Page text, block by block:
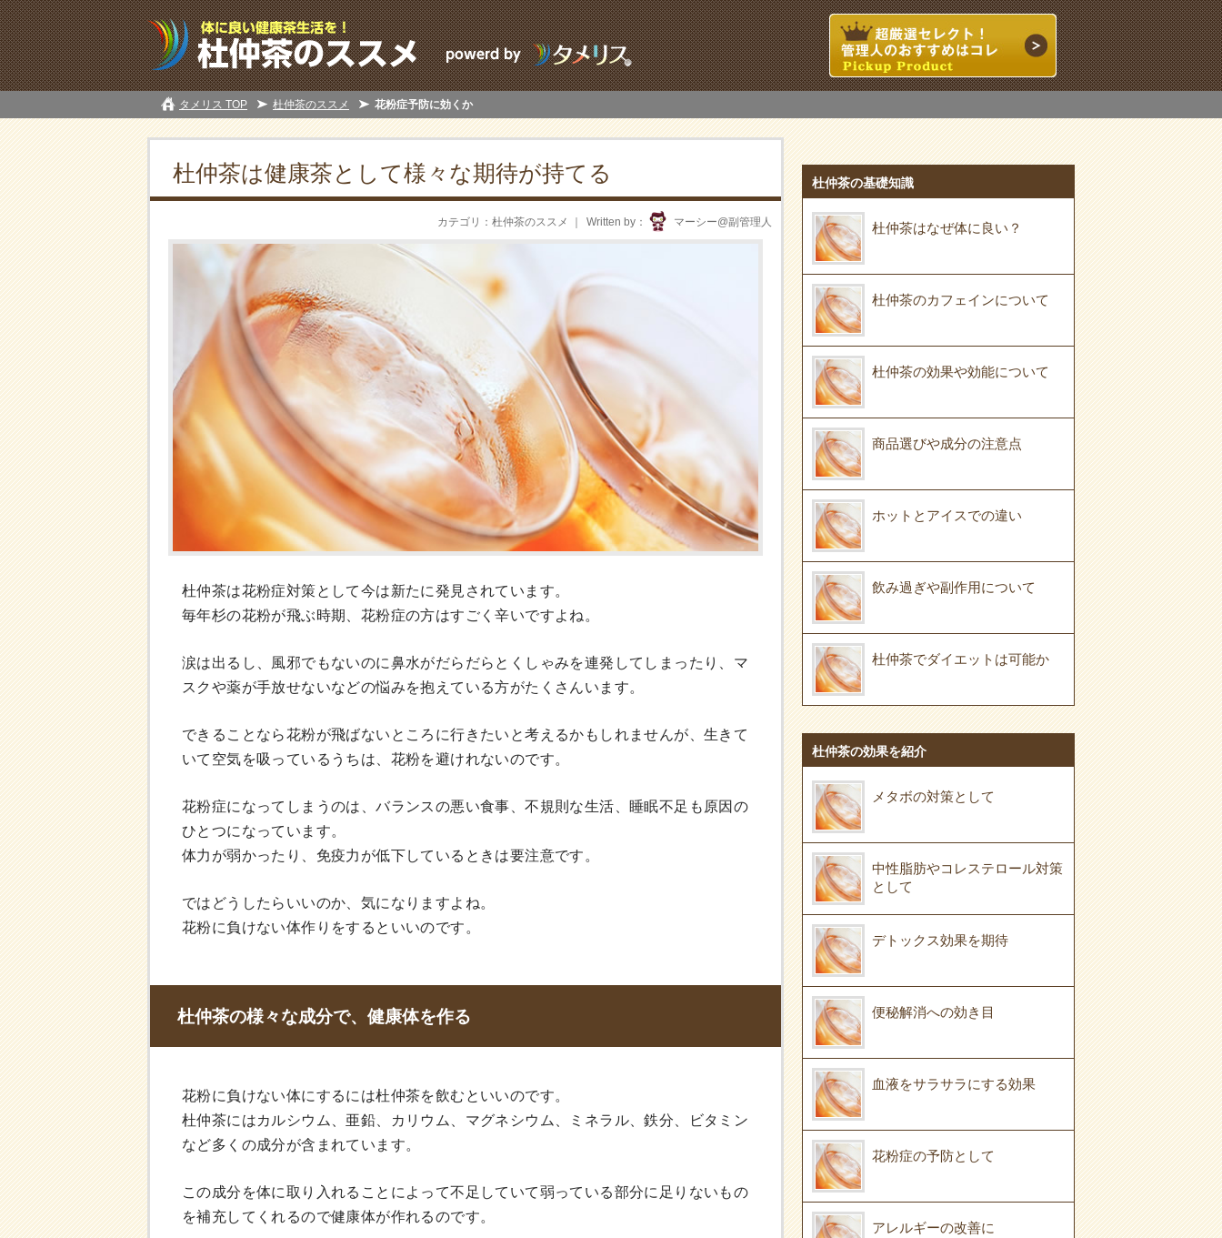
タメリス TOP 杜仲茶のススメ 花粉症予防に効くか
杜仲茶は健康茶として様々な期待が持てる
Written by マーシー@副管理人
カテゴリ 杜仲茶のススメ
杜仲茶は花粉症対策として今は新たに発見されています。
毎年杉の花粉が飛ぶ時期、花粉症の方はすごく辛いですよね。
涙は出るし、風邪でもないのに鼻水がだらだらとくしゃみを連発してしまったり、マ
スクや薬が手放せないなどの悩みを抱えている方がたくさんいます。
できることなら花粉が飛ばないところに行きたいと考えるかもしれませんが、生きて
いて空気を吸っているうちは、花粉を避けれないのです。
花粉症になってしまうのは、バランスの悪い食事、不規則な生活、睡眠不足も原因の
ひとつになっています。
体力が弱かったり、免疫力が低下しているときは要注意です。
ではどうしたらいいのか、気になりますよね。
花粉に負けない体作りをするといいのです。
杜仲茶の様々な成分で、健康体を作る
花粉に負けない体にするには杜仲茶を飲むといいのです。
杜仲茶にはカルシウム、亜鉛、カリウム、マグネシウム、ミネラル、鉄分、ビタミン
など多くの成分が含まれています。
この成分を体に取り入れることによって不足していて弱っている部分に足りないもの
を補充してくれるので健康体が作れるのです。
杜仲茶の基礎知識
杜仲茶はなぜ体に良い？
杜仲茶のカフェインについて
杜仲茶の効果や効能について
商品選びや成分の注意点
ホットとアイスでの違い
飲み過ぎや副作用について
杜仲茶でダイエットは可能か
杜仲茶の効果を紹介
メタボの対策として
中性脂肪やコレステロール対策
として
デトックス効果を期待
便秘解消への効き目
血液をサラサラにする効果
花粉症の予防として
アレルギーの改善に